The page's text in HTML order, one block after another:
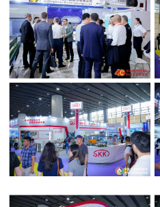
Colorificio Ceramico董
邓社广佛山希望数码
长
尹育航广东奔朗新材料
赵祥启唐山贺祥智能
长
戴建斌山东国瓷康立
总经理
王明峰山东华美新材
事长
蔡宪昌中国制釉集团总
董 宁山东工业陶瓷
院长